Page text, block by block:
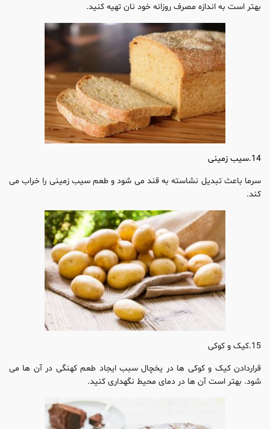
بهتر است به اندازه مصرف روزانه خود نان تهیه کنید.
14.سیب زمینی
سرما باعث تبدیل نشاسته به قند می شود و طعم سیب زمینی را خراب می
کند.
15.کیک و کوکی
قراردادن کیک و کوکی ها در یخچال سبب ایجاد طعم کهنگی در آن ها می
شود. بهتر است آن ها در دمای محیط نگهداری کنید.